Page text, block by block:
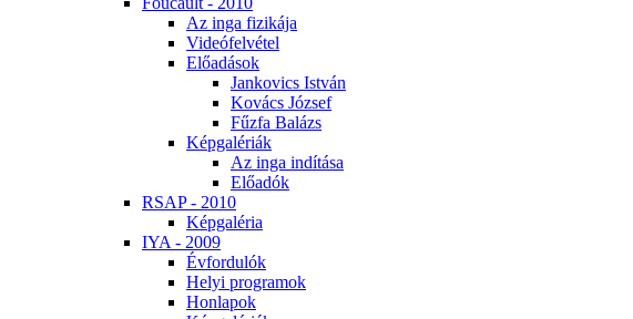
Az in­ga fi­zi­ká­ja
Vi­de­ó­fel­vé­tel
Elő­adá­sok
Jan­ko­vics Ist­ván
Ko­vács Jó­zsef
Fűz­fa Ba­lázs
Kép­ga­lé­ri­ák
Az in­ga in­dí­tá­sa
Elő­adók
RSAP - 2010
Kép­ga­lé­ria
IYA - 2009
Év­for­du­lók
He­lyi prog­ra­mok
Hon­la­pok